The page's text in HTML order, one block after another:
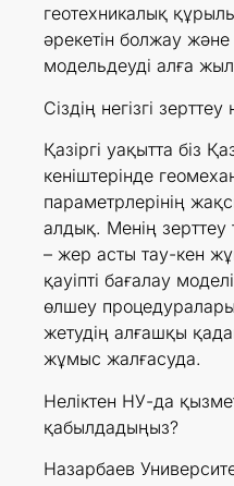
геотехникалық
әрекетін болжау
модельдеуді алға
Сіздің негізгі
Қазіргі уақытта біз
кеніштерінде
параметрлерінің
алдық. Менің
– жер асты тау-кен
қауіпті бағалау
өлшеу
жетудің алғашқы
жұмыс жалғасуда.
Неліктен НУ-да
қабылдадыңыз?
Назарбаев